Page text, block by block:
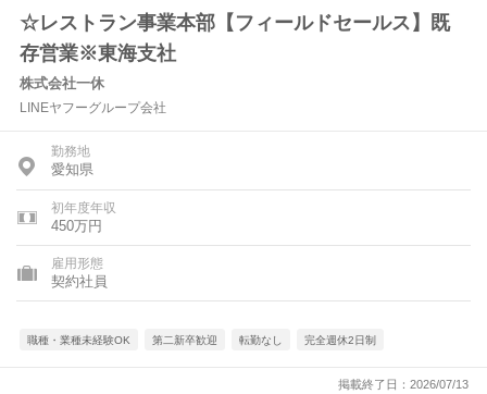
☆レストラン事業本部【フィールドセールス】既
存営業※東海支社
株式会社一休
LINEヤフーグループ会社
勤務地
愛知県
初年度年収
450万円
雇用形態
契約社員
職種・業種未経験OK 第二新卒歓迎 転勤なし 完全週休2日制
掲載終了日：2026/07/13